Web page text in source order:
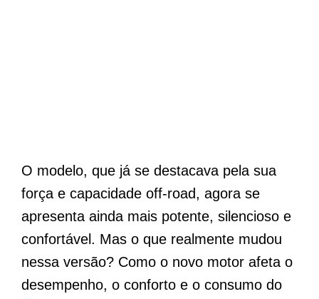
O modelo, que já se destacava pela sua
força e capacidade off-road, agora se
apresenta ainda mais potente, silencioso e
confortável. Mas o que realmente mudou
nessa versão? Como o novo motor afeta o
desempenho, o conforto e o consumo do